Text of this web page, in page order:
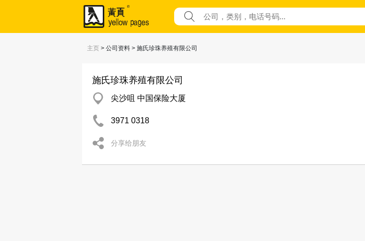
主页 > 公司资料 > 施氏珍珠养殖有限公司
施氏珍珠养殖有限公司
尖沙咀 中国保险大厦
3971 0318
分享给朋友